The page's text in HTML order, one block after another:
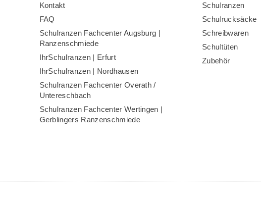
Kontakt
FAQ
Schulranzen Fachcenter Augsburg |
Ranzenschmiede
IhrSchulranzen | Erfurt
IhrSchulranzen | Nordhausen
Schulranzen Fachcenter Overath /
Untereschbach
Schulranzen Fachcenter Wertingen |
Gerblingers Ranzenschmiede
Schulranzen
Schulrucksäcke
Schreibwaren
Schultüten
Zubehör